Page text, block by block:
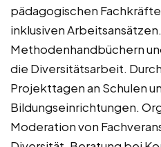
pädagogischen
inklusiven
Methodenhandbüchern
die Diversitätsarbeit.
Projekttagen an Schulen
Bildungseinrichtungen.
Moderation von